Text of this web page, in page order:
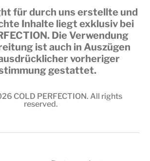
für durch uns erstellte und
Inhalte liegt exklusiv bei
. Die Verwendung
ist auch in Auszügen
vorheriger
gestattet.
COLD PERFECTION. All rights
reserved.